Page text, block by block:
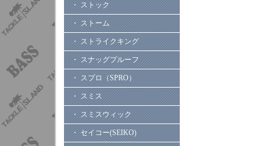
・ ストック
・ ストーム
・ ストライクキング
・ スナッグプルーフ
・ スプロ（SPRO）
・ スミス
・ スミスウィック
・ セイコー(SEIKO)